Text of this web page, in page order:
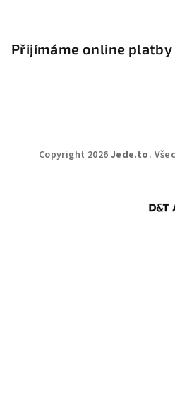
Přijímáme online platby
Copyright 2026 Jede.to.